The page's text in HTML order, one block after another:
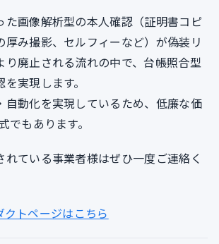
た画像解析型の本人確認（証明書コピ
厚み撮影、セルフィーなど）が偽装リ
り廃止される流れの中で、台帳照合型
実現します。
自動化を実現しているため、低廉な価
でもあります。
ている事業者様はぜひ一度ご連絡く
トページはこちら